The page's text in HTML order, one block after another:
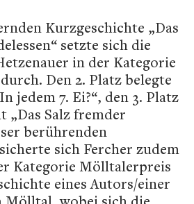
Kurzgeschichte „Das
setzte sich die
in der Kategorie
Den 2. Platz belegte
jedem 7. Ei?“, den 3. Platz
„Das Salz fremder
berührenden
sich Fercher zudem
Kategorie Mölltalerpreis
eines Autors/einer